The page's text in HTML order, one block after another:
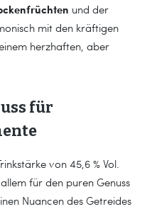
und der
mit den kräftigen
herzhaften, aber
für
von 45,6 % Vol.
für den puren Genuss
Nuancen des Getreides